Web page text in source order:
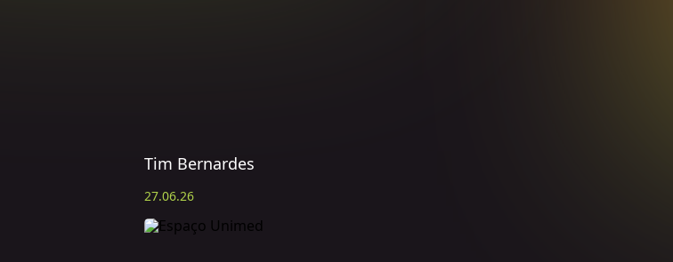
Tim Bernardes
27.06.26